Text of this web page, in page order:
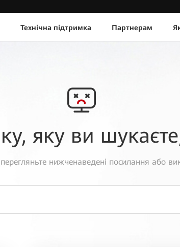
Технічна підтримка Партнерам
яку ви
нижченаведені посилання або